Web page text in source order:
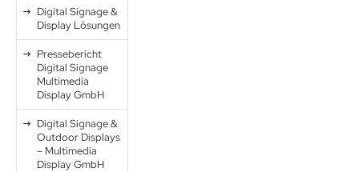
Digital Signage &
Display Lösungen
Pressebericht
Digital Signage
Multimedia
Display GmbH
Digital Signage &
Outdoor Displays
– Multimedia
Display GmbH